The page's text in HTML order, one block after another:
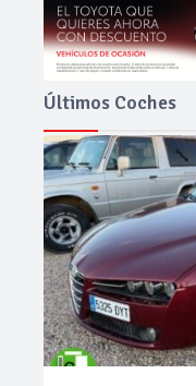
Últimos Coches